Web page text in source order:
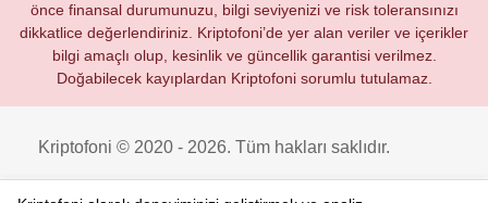
önce finansal durumunuzu, bilgi seviyenizi ve risk toleransınızı
dikkatlice değerlendiriniz. Kriptofoni’de yer alan veriler ve içerikler
bilgi amaçlı olup, kesinlik ve güncellik garantisi verilmez.
Doğabilecek kayıplardan Kriptofoni sorumlu tutulamaz.
Kriptofoni © 2020 - 2026. Tüm hakları saklıdır.